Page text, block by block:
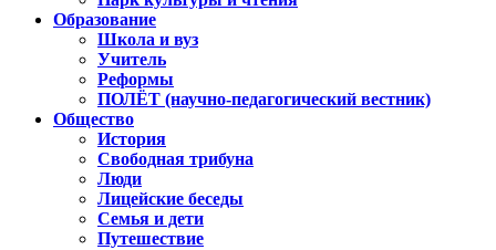
Образование
Школа и вуз
Учитель
Реформы
ПОЛЁТ (научно-педагогический вестник)
Общество
История
Свободная трибуна
Люди
Лицейские беседы
Семья и дети
Путешествие